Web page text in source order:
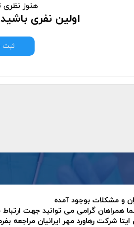
هنوز
اولین نفری
ثبت
و مشکلات بوجود آمده
همراهان گرامی می توانید جهت
شرکت رهاورد مهر ایرانیان مراجعه